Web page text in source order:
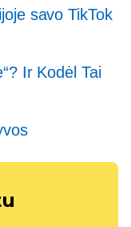
savo TikTok
Ir Kodėl Tai